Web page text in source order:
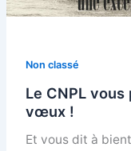
Non classé
Le CNPL
vœux !
Et vous dit à